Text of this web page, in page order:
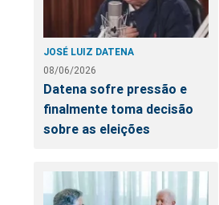
JOSÉ LUIZ DATENA
08/06/2026
Datena sofre pressão e
finalmente toma decisão
sobre as eleições